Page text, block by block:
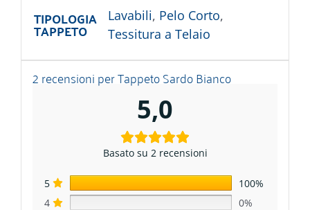
TIPOLOGIA
TAPPETO
Lavabili, Pelo Corto,
Tessitura a Telaio
2 recensioni perTappeto Sardo Bianco
5,0
Basato su 2 recensioni
5
100%
4
0%